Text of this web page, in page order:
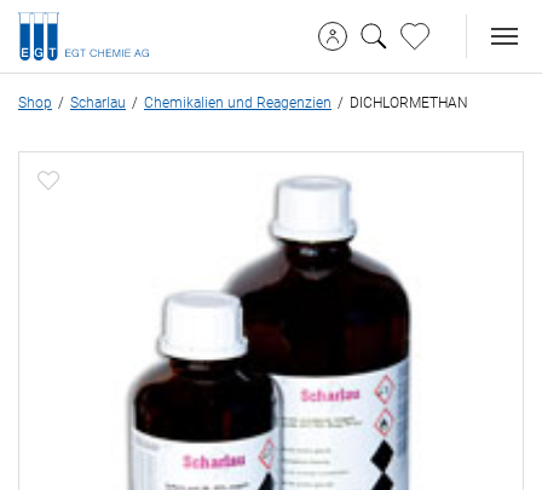
Shop Scharlau Chemikalien und Reagenzien DICHLORMETHAN